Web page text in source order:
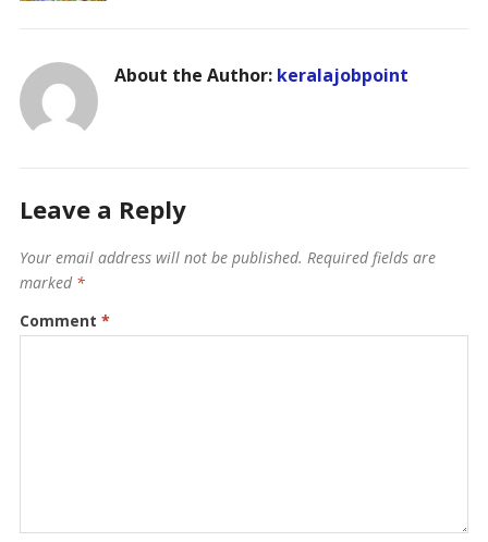
About the Author: keralajobpoint
Leave a Reply
Your email address will not be published. Required fields are
marked *
Comment *